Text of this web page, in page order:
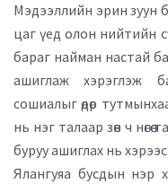
Мэдээллийн эрин зуун
цаг үед олон нийтийн
бараг найман настай
ашиглаж хэрэглэж
сошиалыг өдөр
нь нэг талаар зөв ч
буруу ашиглах нь
Ялангуяа бусдын нэр